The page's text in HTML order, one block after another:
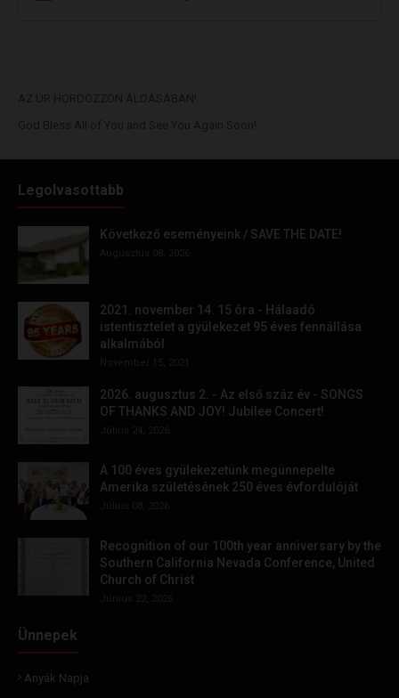
Legolvasottabb
Következő eseményeink / SAVE THE DATE!
2021. november 14. 15 óra - Hálaadó
istentisztelet a gyülekezet 95 éves fennállása
alkalmából
2026. augusztus 2. - Az első száz év - SONGS
OF THANKS AND JOY! Jubilee Concert!
A 100 éves gyülekezetünk megünnepelte
Amerika születésének 250 éves évfordulóját
Recognition of our 100th year anniversary by the
Southern California Nevada Conference, United
Church of Christ
Ünnepek
Anyák Napja